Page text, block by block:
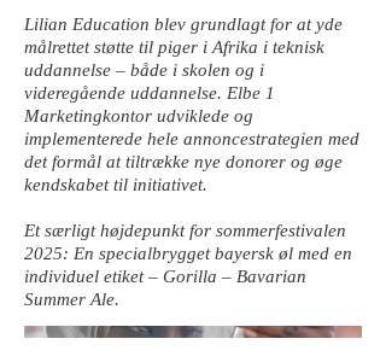
Lilian Education blev grundlagt for at yde
målrettet støtte til piger i Afrika i teknisk
uddannelse – både i skolen og i
videregående uddannelse. Elbe 1
Marketingkontor udviklede og
implementerede hele annoncestrategien med
det formål at tiltrække nye donorer og øge
kendskabet til initiativet.
Et særligt højdepunkt for sommerfestivalen
2025: En specialbrygget bayersk øl med en
individuel etiket – Gorilla – Bavarian
Summer Ale.